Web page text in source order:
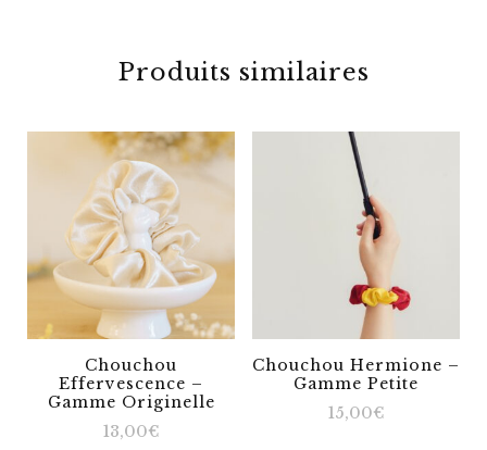
Produits similaires
Chouchou
Effervescence –
Gamme Originelle
13,00€
Chouchou Hermione –
Gamme Petite
15,00€